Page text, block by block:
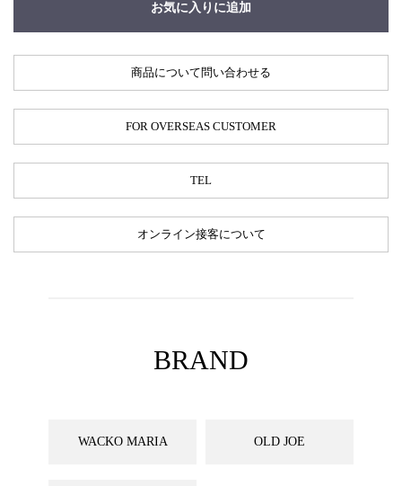
お気に入りに追加
商品について問い合わせる
FOR OVERSEAS CUSTOMER
TEL
オンライン接客について
BRAND
WACKO MARIA OLD JOE